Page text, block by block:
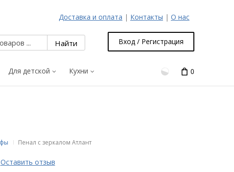
Доставка и оплата | Контакты | О нас
Вход / Регистрация
Для детской Кухни 0
Пенал с зеркалом Атлант
Оставить отзыв